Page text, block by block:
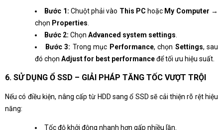
Bước 1: Chuột phải vào This PC hoặc My Computer →
chọn Properties
Bước 2: Chọn Advanced system settings
Bước 3: Trong mục Performance, chọn Settings, sau
đó chọn Adjust for best performanceđể tối ưu hiệu suất.
6. SỬ DỤNG Ổ SSD – GIẢI PHÁP TĂNG TỐC VƯỢT TRỘI
Nếu có điều kiện, nâng cấp từ HDD sang ổ SSD sẽ cải thiện rõ rệt hiệu
năng:
Tốc độ khởi động nhanh hơn gấp nhiều lần.